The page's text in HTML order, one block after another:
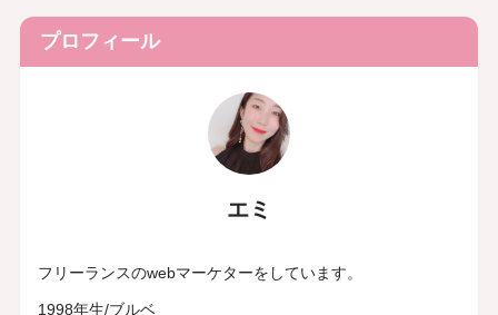
プロフィール
エミ
フリーランスのwebマーケターをしています。
1998年生/ブルベ